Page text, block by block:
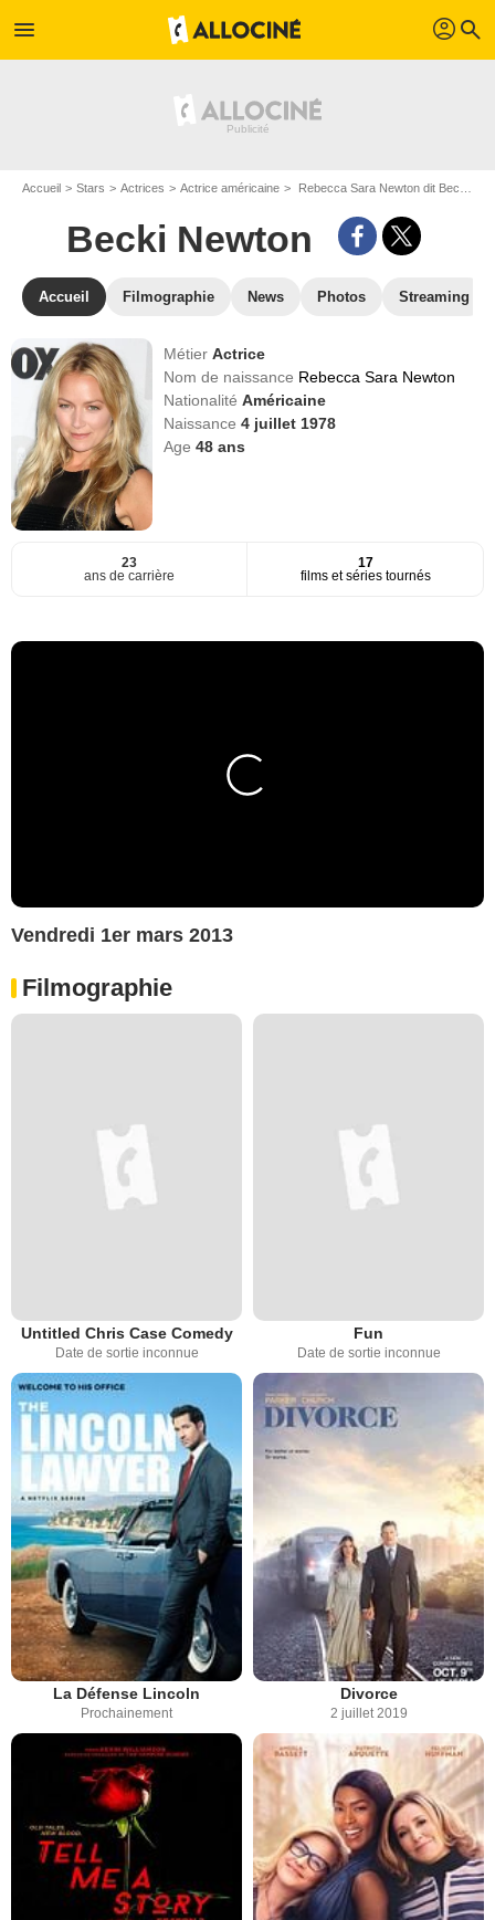
menu profil search
Accueil Stars Actrices Actrice américaine Rebecca Sara Newton dit Becki Newton
Becki Newton
Accueil Filmographie News Photos Streaming
MétierActrice
Nom de naissance Rebecca Sara Newton
NationalitéAméricaine
Naissance4 juillet 1978
Age48 ans
23
ans de carrière
17
films et séries tournés
Vendredi 1er mars 2013
Filmographie
Untitled Chris Case Comedy
Date de sortie inconnue
Fun
Date de sortie inconnue
La Défense Lincoln
Prochainement
Divorce
2 juillet 2019